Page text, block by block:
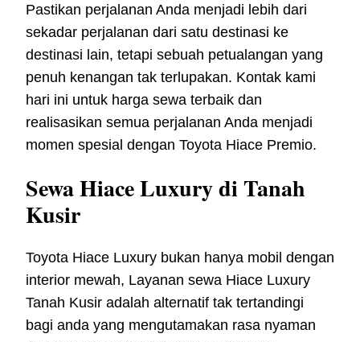
Pastikan perjalanan Anda menjadi lebih dari
sekadar perjalanan dari satu destinasi ke
destinasi lain, tetapi sebuah petualangan yang
penuh kenangan tak terlupakan. Kontak kami
hari ini untuk harga sewa terbaik dan
realisasikan semua perjalanan Anda menjadi
momen spesial dengan Toyota Hiace Premio.
Sewa Hiace Luxury di Tanah
Kusir
Toyota Hiace Luxury bukan hanya mobil dengan
interior mewah, Layanan sewa Hiace Luxury
Tanah Kusir adalah alternatif tak tertandingi
bagi anda yang mengutamakan rasa nyaman